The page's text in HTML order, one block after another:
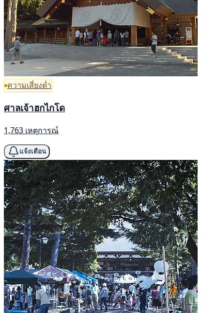
ความเสี่ยงต่ำ
ศาลเจ้าฮกไกโด
1,763 เหตุการณ์
แจ้งเตือน